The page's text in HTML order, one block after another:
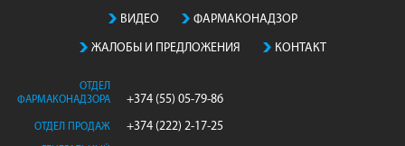
ВИДЕО ФАРМАКОНАДЗОР
ЖАЛОБЫ И ПРЕДЛОЖЕНИЯ КОНТАКТ
ОТДЕЛ
ФАРМАКОНАДЗОРА
+374 (55) 05-79-86
ОТДЕЛ ПРОДАЖ +374 (222) 2-17-25